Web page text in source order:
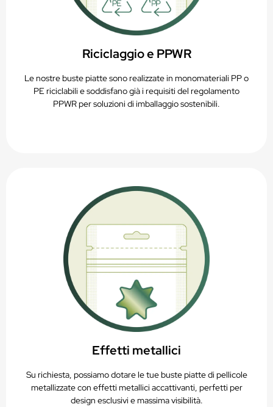
Riciclaggio e PPWR
Le nostre buste piatte sono realizzate in monomateriali PP o
PE riciclabili e soddisfano già i requisiti del regolamento
PPWR per soluzioni di imballaggio sostenibili.
Effetti metallici
Su richiesta, possiamo dotare le tue buste piatte di pellicole
metallizzate con effetti metallici accattivanti, perfetti per
design esclusivi e massima visibilità.